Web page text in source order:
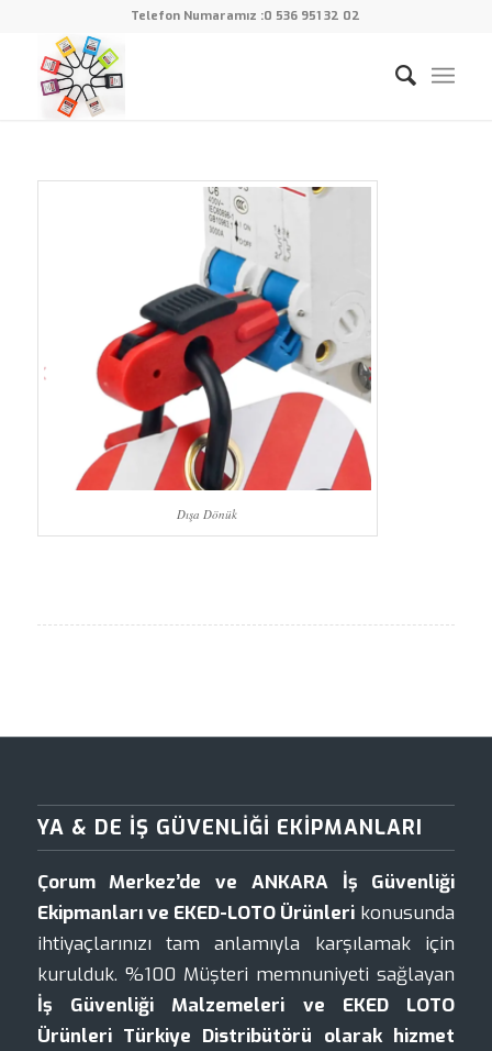
Telefon Numaramız :0 536 951 32 02
Dışa Dönük
YA & DE İŞ GÜVENLIĞI EKIPMANLARI
Çorum Merkez’de ve ANKARA İş Güvenliği
Ekipmanları ve EKED-LOTO Ürünleri konusunda
ihtiyaçlarınızı tam anlamıyla karşılamak için
kurulduk. %100 Müşteri memnuniyeti sağlayan
İş Güvenliği Malzemeleri ve EKED LOTO
Ürünleri Türkiye Distribütörü olarak hizmet